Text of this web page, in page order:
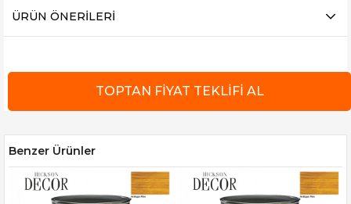
ÜRÜN ÖNERILERI
Benzer Ürünler